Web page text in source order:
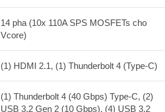
14 pha (10x 110A SPS MOSFETs cho
Vcore)
(1) HDMI 2.1, (1) Thunderbolt 4 (Type-C)
(1) Thunderbolt 4 (40 Gbps) Type-C, (2)
USB 3.2 Gen 2 (10 Gbps), (4) USB 3.2